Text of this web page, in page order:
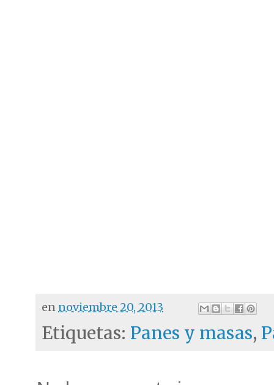
en noviembre 20, 2013
Etiquetas: Panes y masas,